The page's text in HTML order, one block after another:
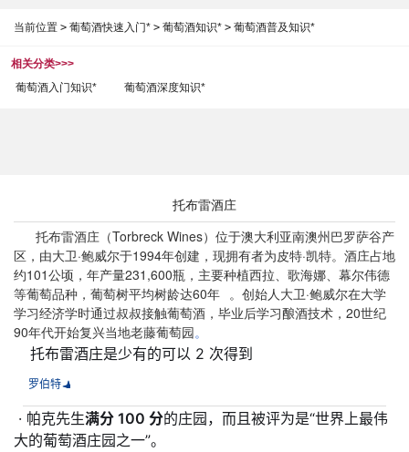
当前位置 > 葡萄酒快速入门* > 葡萄酒知识* > 葡萄酒普及知识*
相关分类>>>
葡萄酒入门知识*
葡萄酒深度知识*
托布雷酒庄
托布雷酒庄（Torbreck Wines）位于澳大利亚南澳州巴罗萨谷产
区，由大卫·鲍威尔于1994年创建，现拥有者为皮特·凯特。酒庄占地
约101公顷，年产量231,600瓶，主要种植西拉、歌海娜、幕尔伟德
等葡萄品种，葡萄树平均树龄达60年 。创始人大卫·鲍威尔在大学
学习经济学时通过叔叔接触葡萄酒，毕业后学习酿酒技术，20世纪
90年代开始复兴当地老藤葡萄园。
托布雷酒庄是少有的可以 2 次得到
罗伯特
· 帕克先生满分 100 分的庄园，而且被评为是“世界上最伟
大的葡萄酒庄园之一”。